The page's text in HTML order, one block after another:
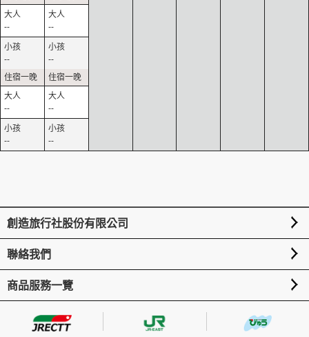
--
--
--
--
--
--
--
--
創造旅行社股份有限公司
聯絡我們
商品服務一覽